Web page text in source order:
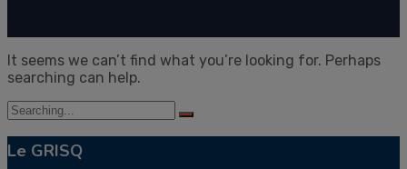
It seems we can’t find what you’re looking for. Perhaps
searching can help.
Search
for:
Le GRISQ